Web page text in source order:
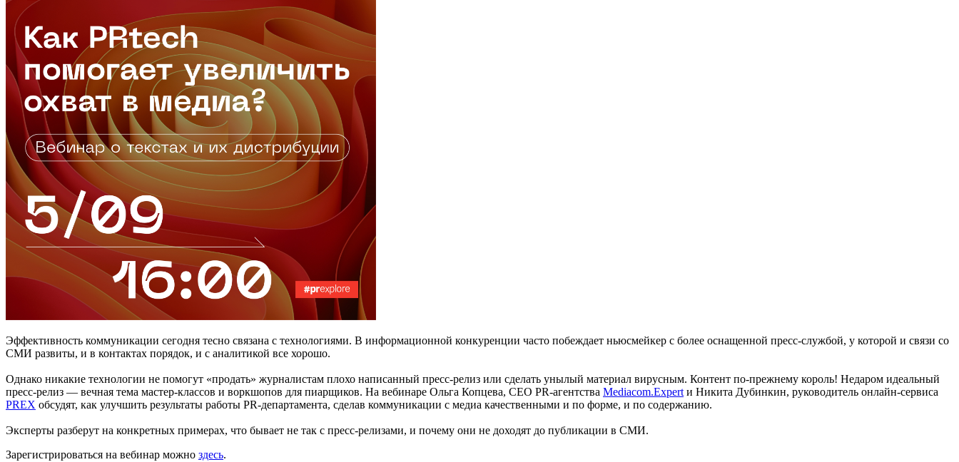
Эффективность коммуникации сегодня тесно связана с технологиями. В информационной конкуренции часто побеждает ньюсмейкер с более оснащенной пресс-службой, у которой и связи со
СМИ развиты, и в контактах порядок, и с аналитикой все хорошо.
Однако никакие технологии не помогут «продать» журналистам плохо написанный пресс-релиз или сделать унылый материал вирусным. Контент по-прежнему король! Недаром идеальный
пресс-релиз — вечная тема мастер-классов и воркшопов для пиарщиков. На вебинаре Ольга Копцева, CEO PR-агентства Mediacom.Expert и Никита Дубинкин, руководитель онлайн-сервиса
PREX обсудят, как улучшить результаты работы PR-департамента, сделав коммуникации с медиа качественными и по форме, и по содержанию.
Эксперты разберут на конкретных примерах, что бывает не так с пресс-релизами, и почему они не доходят до публикации в СМИ.
Зарегистрироваться на вебинар можно здесь.